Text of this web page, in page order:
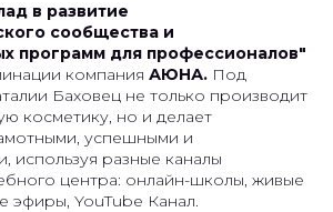
в развитие
сообщества и
программ для профессионалов"
компания АЮНА. Под
Баховец не только производит
косметику, но и делает
успешными и
используя разные каналы
центра: онлайн-школы, живые
эфиры, YouTube Канал.